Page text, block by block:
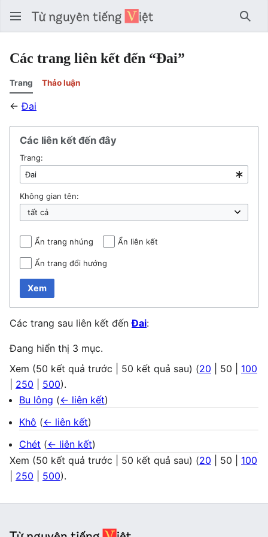
Tìm
Các trang liên kết đến “Đai”
Trang Thảo luận
←Đai
Các liên kết đến đây
Trang:
Không gian tên:
Ẩn trang nhúng Ẩn liên kết
Ẩn trang đổi hướng
Xem
Các trang sau liên kết đếnĐai:
Đang hiển thị 3 mục.
Xem (50 kết quả trước 50 kết quả sau) (20 50
100
250 500).
Bu lông (← liên kết)
Khô (← liên kết)
Chét (← liên kết)
Xem (50 kết quả trước 50 kết quả sau) (20 50
100
250 500).